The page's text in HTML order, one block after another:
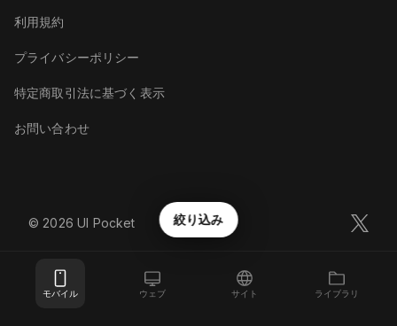
モバイル ウェブ サイト ライブラリ
絞り込み
利用規約
プライバシーポリシー
特定商取引法に基づく表示
お問い合わせ
©︎ 2026 UI Pocket